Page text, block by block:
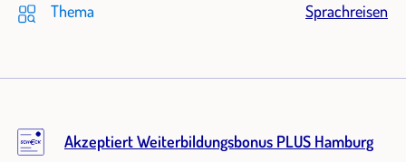
Thema
Sprachreisen
Akzeptiert Weiterbildungsbonus PLUS Hamburg